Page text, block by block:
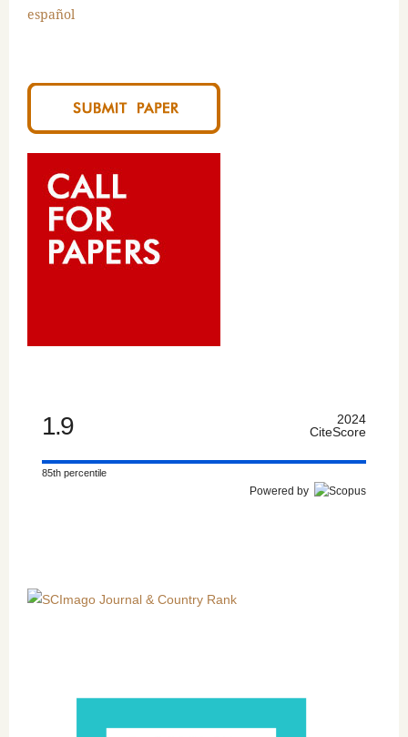
español
1.9
2024
CiteScore
85th percentile
Powered by